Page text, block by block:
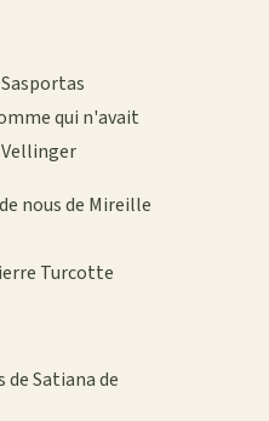
qui n'avait
nous de Mireille
Turcotte
de Satiana de